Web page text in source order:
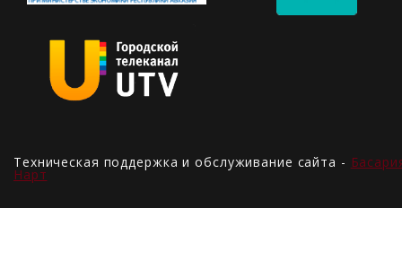
Техническая поддержка и обслуживание сайта -
Нарт